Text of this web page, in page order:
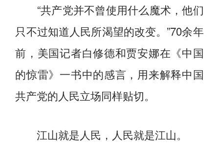
“共产党并不曾使用什么魔术，他们
只不过知道人民所渴望的改变。”70余年
前，美国记者白修德和贾安娜在《中国
的惊雷》一书中的感言，用来解释中国
共产党的人民立场同样贴切。
江山就是人民，人民就是江山。